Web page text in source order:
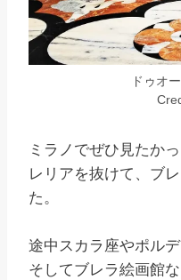
ドゥオ
ミラノでぜひ見たか
レリアを抜けて、ブ
た。
途中スカラ座やポル
そしてブレラ絵画館